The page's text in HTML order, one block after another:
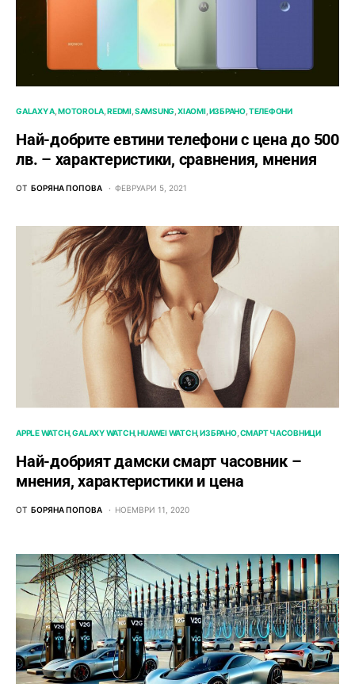
GALAXY A MOTOROLA REDMI SAMSUNG XIAOMI ИЗБРАНО ТЕЛЕФОНИ
Най-добрите евтини телефони с ценa до 500
лв. – характeристики, сравнения, мнения
ОТ БОРЯНА ПОПОВА ФЕВРУАРИ 5, 2021
APPLE WATCH GALAXY WATCH HUAWEI WATCH ИЗБРАНО СМАРТ ЧАСОВНИЦИ
Най-добрият дамски смарт часовник –
мнения, характеристики и цена
ОТ БОРЯНА ПОПОВА НОЕМВРИ 11, 2020